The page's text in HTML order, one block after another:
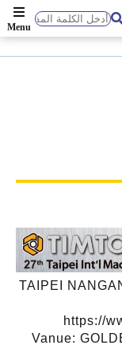
TAIPEI
https://
Vanue: